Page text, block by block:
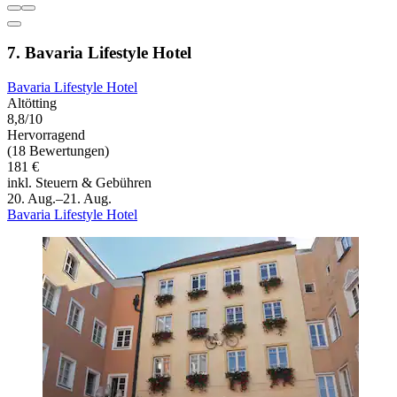
7. Bavaria Lifestyle Hotel
Bavaria Lifestyle Hotel
Altötting
8,8/10
Hervorragend
(18 Bewertungen)
181 €
inkl. Steuern & Gebühren
20. Aug.–21. Aug.
Bavaria Lifestyle Hotel